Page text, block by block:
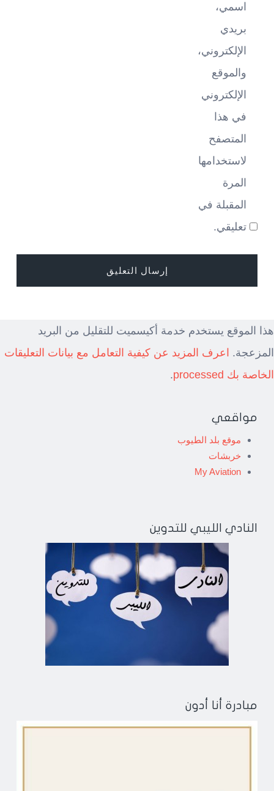
اسمي،
بريدي
الإلكتروني،
والموقع
الإلكتروني
في هذا
المتصفح
لاستخدامها
المرة
المقبلة في
تعليقي.
هذا الموقع يستخدم خدمة أكيسميت للتقليل من البريد
المزعجة.
اعرف المزيد عن كيفية التعامل مع بيانات التعليقات
الخاصة بك processed
.
مواقعي
موقع بلد الطيوب
خربشات
My Aviation
النادي الليبي للتدوين
مبادرة أنا أدون